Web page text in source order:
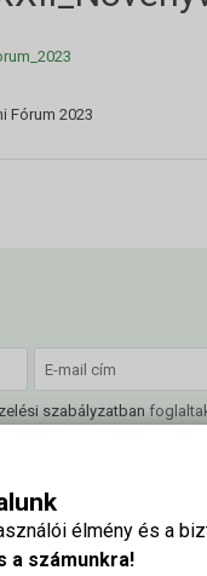
élmény és a
a számunkra!
Fórum 2023
szabályzatban